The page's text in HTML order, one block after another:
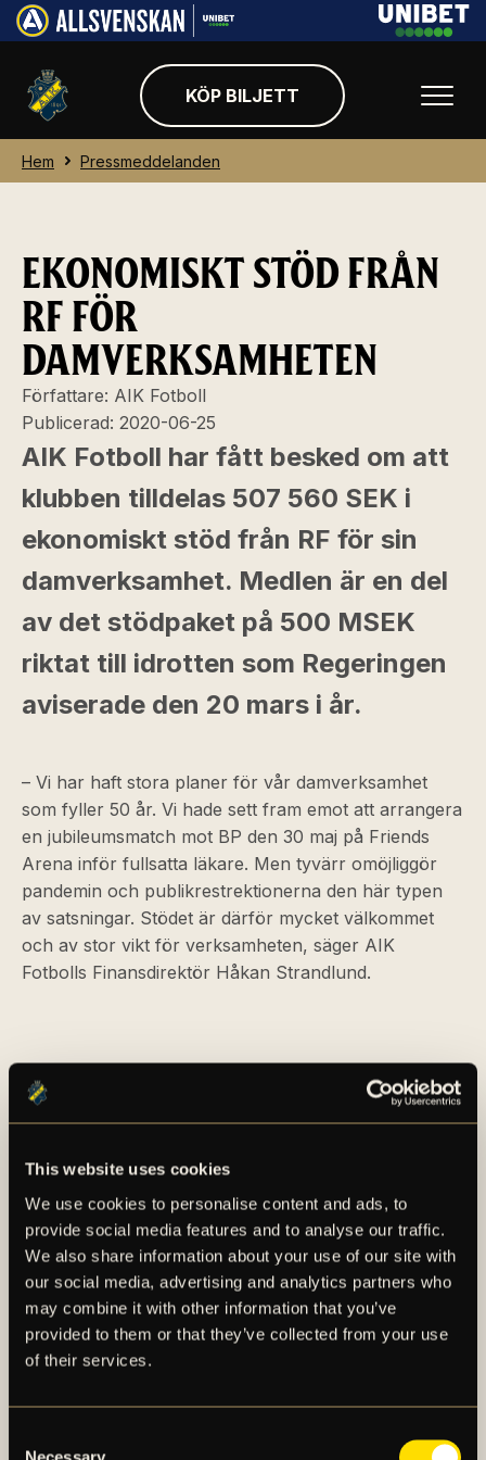
This website uses cookies
We use cookies to personalise content and ads, to
provide social media features and to analyse our traffic.
We also share information about your use of our site with
our social media, advertising and analytics partners who
may combine it with other information that you’ve
provided to them or that they’ve collected from your use
of their services.
Necessary
KÖP BILJETT
Hem Pressmeddelanden
EKONOMISKT STÖD FRÅN
RF FÖR
DAMVERKSAMHETEN
Författare: AIK Fotboll
Publicerad: 2020-06-25
AIK Fotboll har fått besked om att
klubben tilldelas 507 560 SEK i
ekonomiskt stöd från RF för sin
damverksamhet. Medlen är en del
av det stödpaket på 500 MSEK
riktat till idrotten som Regeringen
aviserade den 20 mars i år.
– Vi har haft stora planer för vår damverksamhet
som fyller 50 år. Vi hade sett fram emot att arrangera
en jubileumsmatch mot BP den 30 maj på Friends
Arena inför fullsatta läkare. Men tyvärr omöjliggör
pandemin och publikrestrektionerna den här typen
av satsningar. Stödet är därför mycket välkommet
och av stor vikt för verksamheten, säger AIK
Fotbolls Finansdirektör Håkan Strandlund.
AIK – SEDAN 1891
AIK Fotboll AB bedriver AIK Fotbollsförenings
elitfotbollsverksamhet genom ett herrlag och ett
damlag. Herrlaget spelar i Allsvenskan och damlaget
spelar i OBOS Damallsvenskan. AIK Fotboll AB är